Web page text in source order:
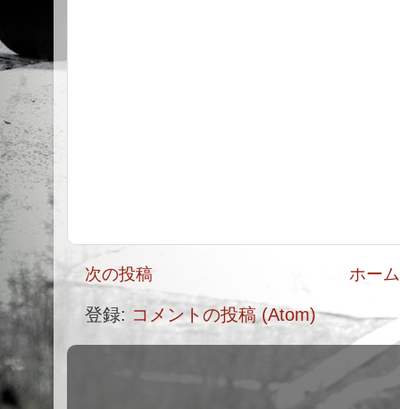
次の投稿 ホーム
登録: コメントの投稿 (Atom)